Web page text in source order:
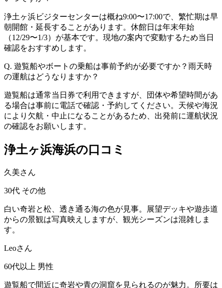
浄土ヶ浜ビジターセンターは概ね9:00〜17:00で、繁忙期は早
朝開館・延長することがあります。休館日は年末年始
（12/29〜1/3）が基本です。現地の案内で変動するため当日
確認をおすすめします。
Q. 遊覧船やボートの乗船は事前予約が必要ですか？雨天時
の運航はどうなりますか？
遊覧船は通常当日券で利用できますが、団体や希望時間があ
る場合は事前に電話で確認・予約してください。天候や海況
により欠航・中止になることがあるため、出発前に運航状況
の確認をお願いします。
浄土ヶ浜海浜の口コミ
久美さん
30代 その他
白い奇岩と松、透き通る海の色が見事。展望デッキや遊歩道
からの景観は写真映えしますが、観光シーズンは混雑しま
す。
Leoさん
60代以上 男性
遊覧船で間近に奇岩や青の洞窟を見られるのが魅力。所要は